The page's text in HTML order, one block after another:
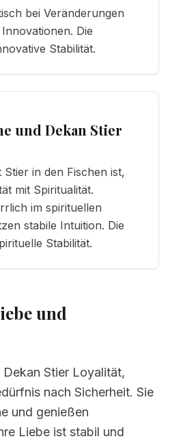
bei Veränderungen
Die
Stabilität.
und Dekan Stier
in den Fischen ist,
mit Spiritualität.
im spirituellen
stabile Intuition. Die
Stabilität.
und
Stier Loyalität,
nach Sicherheit. Sie
und genießen
Liebe ist stabil und